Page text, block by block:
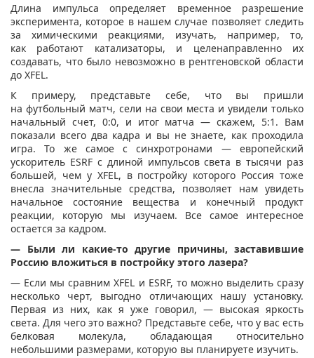
Длина импульса определяет временное разрешение
эксперимента, которое в нашем случае позволяет следить
за химическими реакциями, изучать, например, то,
как работают катализаторы, и целенаправленно их
создавать, что было невозможно в рентгеновской области
до XFEL.
К примеру, представьте себе, что вы пришли
на футбольный матч, сели на свои места и увидели только
начальный счет, 0:0, и итог матча — скажем, 5:1. Вам
показали всего два кадра и вы не знаете, как проходила
игра. То же самое с синхротронами — европейский
ускоритель ESRF с длиной импульсов света в тысячи раз
большей, чем у XFEL, в постройку которого Россия тоже
внесла значительные средства, позволяет нам увидеть
начальное состояние вещества и конечный продукт
реакции, которую мы изучаем. Все самое интересное
остается за кадром.
— Были ли какие-то другие причины, заставившие
Россию вложиться в постройку этого лазера?
— Если мы сравним XFEL и ESRF, то можно выделить сразу
несколько черт, выгодно отличающих нашу установку.
Первая из них, как я уже говорил, — высокая яркость
света. Для чего это важно? Представьте себе, что у вас есть
белковая молекула, обладающая относительно
небольшими размерами, которую вы планируете изучить.